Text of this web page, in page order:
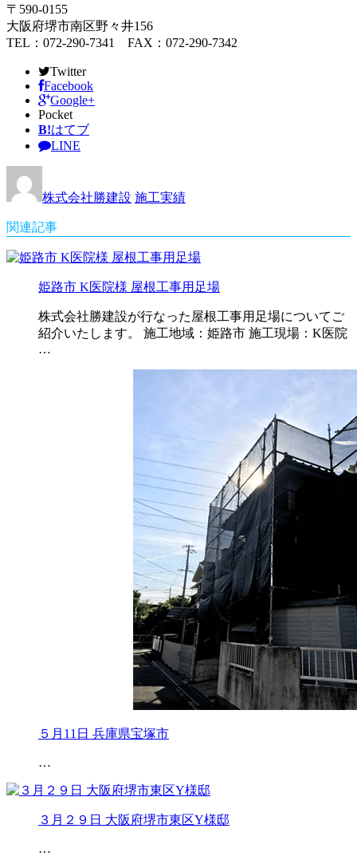
〒590-0155
大阪府堺市南区野々井156
TEL：072-290-7341 FAX：072-290-7342
Twitter
Facebook
Google+
Pocket
B!はてブ
LINE
株式会社勝建設 施工実績
関連記事
姫路市 K医院様 屋根工事用足場
株式会社勝建設が行なった屋根工事用足場についてご
紹介いたします。 施工地域：姫路市 施工現場：K医院
…
５月11日 兵庫県宝塚市
…
３月２９日 大阪府堺市東区Y様邸
…